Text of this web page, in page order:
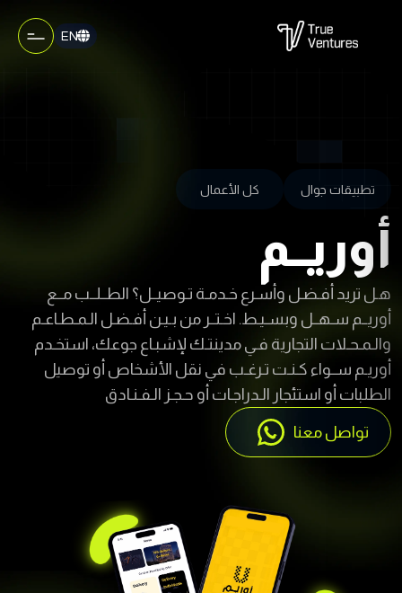
EN
تطبيقات جوال كل الأعمال
أوريــم
هـل تريد أفـضـل وأسـرع خـدمـة تـوصيــل؟ الطــلــب مــع
أوريــم سـهــل وبسـيـط. اخـتــر من بـيـن أفـضـل الـمـطـاعـم
والـمـحـلات التجارية فـي مدينتـك لإشبـاع جوعك، استخـدم
أوريـم ســواء كـنـت تـرغـب في نقل الأشخاص أو توصيل
الطلبات أو استئجار الـدراجـات أو حـجـز الـفـنـادق
تواصل معنا